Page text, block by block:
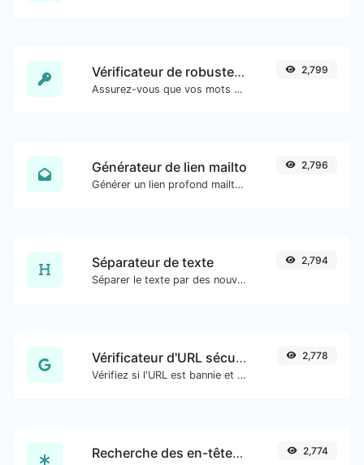
Vérificateur de robustesse du mot de passe
Assurez-vous que vos mots de passe sont suffisamment sécurisés.
2,799
Générateur de lien mailto
Générer un lien profond mailto avec sujet, corps, cc, cci et obtenir également le code HTML.
2,796
Séparateur de texte
Séparer le texte par des nouvelles lignes, des virgules, des points... etc.
2,794
Vérificateur d'URL sécurisé
Vérifiez si l'URL est bannie et marquée comme sûre/risquée par Google.
2,778
Recherche des en-têtes HTTP 2,774